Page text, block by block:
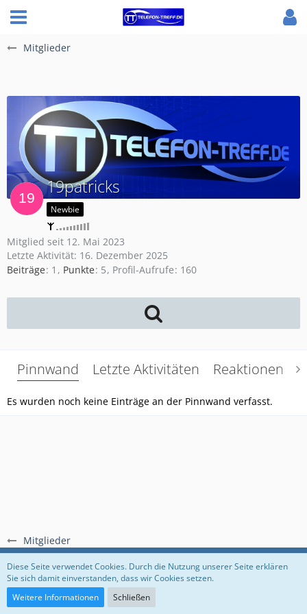
Mitglieder
Mitglieder
19patricks
Newbie
Mitglied seit 12. Mai 2023
Letzte Aktivität: 16. Dezember 2025
Beiträge 1 Punkte 5 Profil-Aufrufe 160
Pinnwand Letzte Aktivitäten Reaktionen
Es wurden noch keine Einträge an der Pinnwand verfasst.
Regeln Datenschutzerklärung Impressum
Community-Software:
Diese Seite verwendet Cookies. Durch die Nutzung unserer Seite erklären
Sie sich damit einverstanden, dass wir Cookies setzen.
Weitere Informationen
Schließen